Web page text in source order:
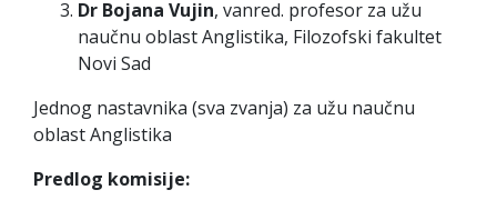
Dr Bojana Vujin, vanred. profesor za užu
naučnu oblast Anglistika, Filozofski fakultet
Novi Sad
Jednog nastavnika (sva zvanja) za užu naučnu
oblast Anglistika
Predlog komisije: